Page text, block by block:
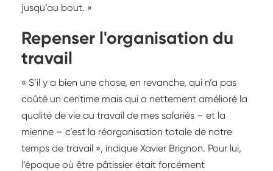
jusqu’au bout. »
Repenser l'organisation du
travail
« S’il y a bien une chose, en revanche, qui n’a pas
coûté un centime mais qui a nettement amélioré la
qualité de vie au travail de mes salariés – et la
mienne – c’est la réorganisation totale de notre
temps de travail », indique Xavier Brignon. Pour lui,
l’époque où être pâtissier était forcément